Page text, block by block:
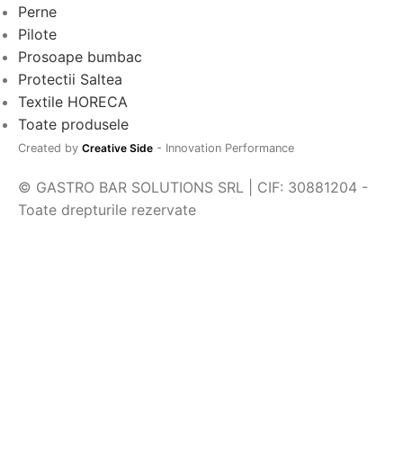
Perne
Pilote
Prosoape bumbac
Protectii Saltea
Textile HORECA
Toate produsele
Created by Creative Side - Innovation Performance
© GASTRO BAR SOLUTIONS SRL | CIF: 30881204 -
Toate drepturile rezervate